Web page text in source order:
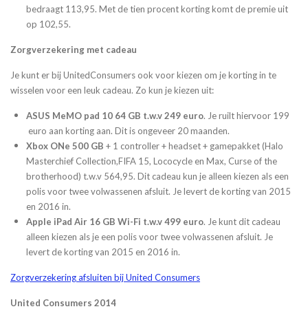
bedraagt 113,95. Met de tien procent korting komt de premie uit
op 102,55.
Zorgverzekering met cadeau
Je kunt er bij UnitedConsumers ook voor kiezen om je korting in te
wisselen voor een leuk cadeau. Zo kun je kiezen uit:
ASUS MeMO pad 10 64 GB t.w.v 249 euro. Je ruilt hiervoor 199
euro aan korting aan. Dit is ongeveer 20 maanden.
Xbox ONe 500 GB + 1 controller + headset + gamepakket (Halo
Masterchief Collection,FIFA 15, Lococycle en Max, Curse of the
brotherhood) t.w.v 564,95. Dit cadeau kun je alleen kiezen als een
polis voor twee volwassenen afsluit. Je levert de korting van 2015
en 2016 in.
Apple iPad Air 16 GB Wi-Fi t.w.v 499 euro. Je kunt dit cadeau
alleen kiezen als je een polis voor twee volwassenen afsluit. Je
levert de korting van 2015 en 2016 in.
Zorgverzekering afsluiten bij United Consumers
United Consumers 2014